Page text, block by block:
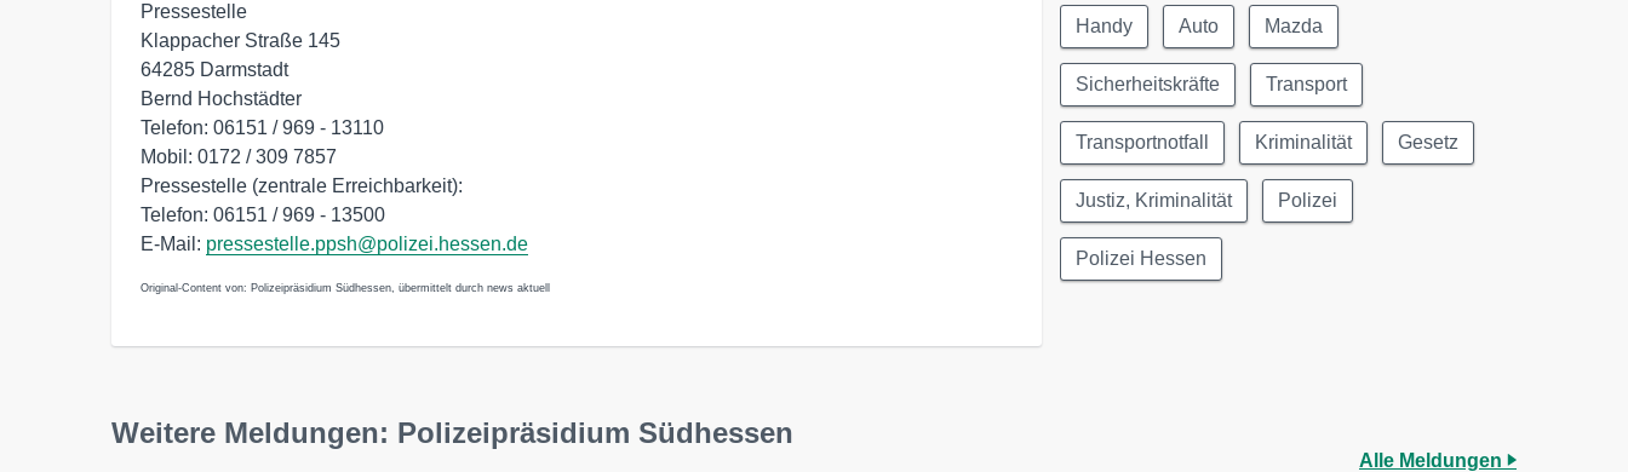
Pressestelle
Klappacher Straße 145
64285 Darmstadt
Bernd Hochstädter
Telefon: 06151 / 969 - 13110
Mobil: 0172 / 309 7857
Pressestelle (zentrale Erreichbarkeit):
Telefon: 06151 / 969 - 13500
E-Mail: pressestelle.ppsh@polizei.hessen.de
Original-Content von: Polizeipräsidium Südhessen, übermittelt durch news aktuell
Handy Auto Mazda
Sicherheitskräfte Transport
Transportnotfall Kriminalität Gesetz
Justiz, Kriminalität Polizei
Polizei Hessen
Weitere Meldungen: Polizeipräsidium Südhessen
Alle Meldungen